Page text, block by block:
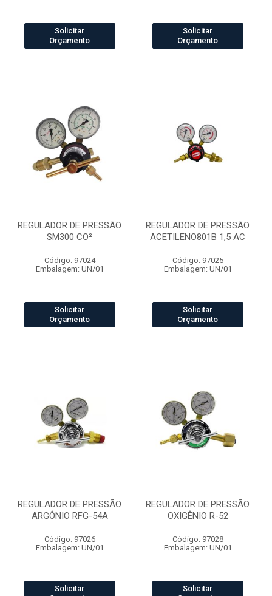
Solicitar
Orçamento
Solicitar
Orçamento
REGULADOR DE PRESSÃO
SM300 CO²
Código: 97024
Embalagem: UN/01
Solicitar
Orçamento
REGULADOR DE PRESSÃO
ACETILENO801B 1,5 AC
Código: 97025
Embalagem: UN/01
Solicitar
Orçamento
REGULADOR DE PRESSÃO
ARGÔNIO RFG-54A
Código: 97026
Embalagem: UN/01
Solicitar
REGULADOR DE PRESSÃO
OXIGÊNIO R-52
Código: 97028
Embalagem: UN/01
Solicitar